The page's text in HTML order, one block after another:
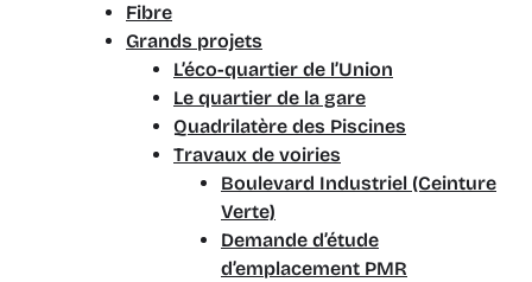
Fibre
Grands projets
L’éco-quartier de l’Union
Le quartier de la gare
Quadrilatère des Piscines
Travaux de voiries
Boulevard Industriel (Ceinture
Verte)
Demande d’étude
d’emplacement PMR